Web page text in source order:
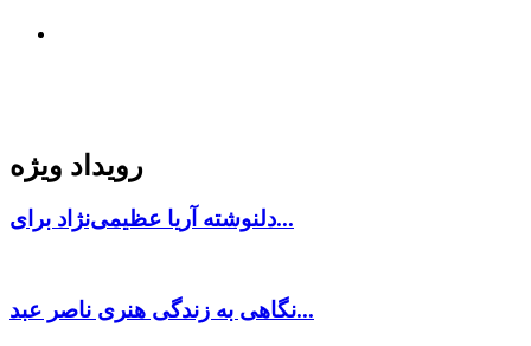
رویداد ویژه
دلنوشته آریا عظیمی‌نژاد برای...
نگاهی به زندگی هنری ناصر عبد...